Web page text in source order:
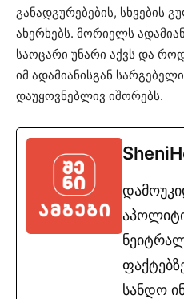
განადგურებების, სხვების
ახერხებს. მორიელს
საოცარი უნარი აქვს და
იმ ადამიანისგან
დაუყოვნებლივ იშორებს.
სანდო